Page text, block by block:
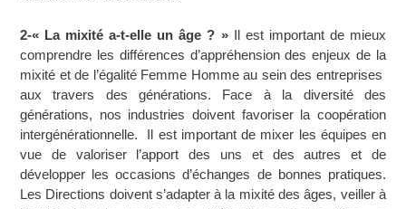
2-« La mixité a-t-elle un âge ? » Il est important de mieux
comprendre les différences d’appréhension des enjeux de la
mixité et de l’égalité Femme Homme au sein des entreprises
aux travers des générations. Face à la diversité des
générations, nos industries doivent favoriser la coopération
intergénérationnelle. Il est important de mixer les équipes en
vue de valoriser l’apport des uns et des autres et de
développer les occasions d’échanges de bonnes pratiques.
Les Directions doivent s’adapter à la mixité des âges, veiller à